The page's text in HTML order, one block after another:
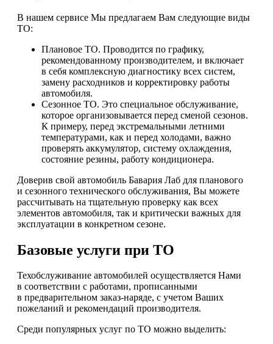
В нашем сервисе Мы предлагаем Вам следующие виды
ТО:
Плановое ТО. Проводится по графику,
рекомендованному производителем, и включает
в себя комплексную диагностику всех систем,
замену расходников и корректировку работы
автомобиля.
Сезонное ТО. Это специальное обслуживание,
которое организовывается перед сменой сезонов.
К примеру, перед экстремальными летними
температурами, как и перед холодами, важно
проверять аккумулятор, систему охлаждения,
состояние резины, работу кондиционера.
Доверив свой автомобиль Бавария Лаб для планового
и сезонного технического обслуживания, Вы можете
рассчитывать на тщательную проверку как всех
элементов автомобиля, так и критически важных для
эксплуатации в конкретном сезоне.
Базовые услуги при ТО
Техобслуживание автомобилей осуществляется Нами
в соответствии с работами, прописанными
в предварительном заказ-наряде, с учетом Ваших
пожеланий и рекомендаций производителя.
Среди популярных услуг по ТО можно выделить: